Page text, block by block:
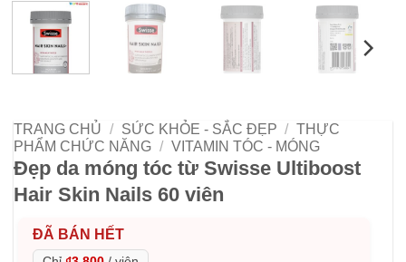
TRANG CHỦ / SỨC KHỎE - SẮC ĐẸP / THỰC
PHẨM CHỨC NĂNG / VITAMIN TÓC - MÓNG
Đẹp da móng tóc từ Swisse Ultiboost
Hair Skin Nails 60 viên
ĐÃ BÁN HẾT